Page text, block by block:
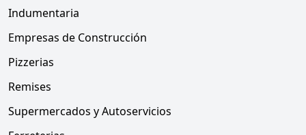
Indumentaria
Empresas de Construcción
Pizzerias
Remises
Supermercados y Autoservicios